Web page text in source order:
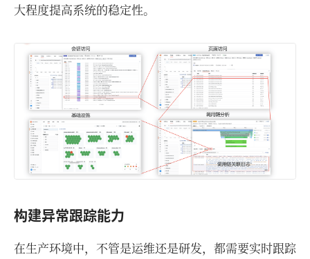
大程度提高系统的稳定性。
构建异常跟踪能力
在生产环境中，不管是运维还是研发，都需要实时跟踪